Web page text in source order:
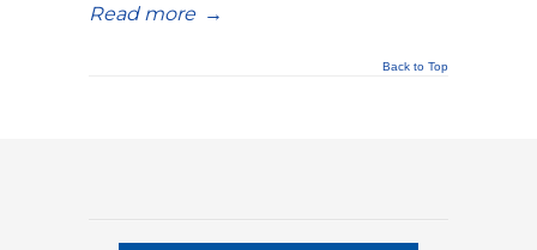
Read more →
Back to Top